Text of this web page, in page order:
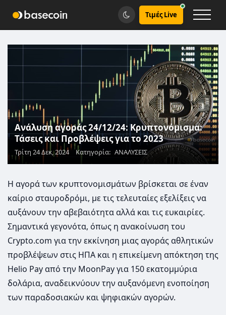
Τιμές Live
Ανάλυση αγοράς 24/12/24: Κρυπτονόμισμα:
Τάσεις και Προβλέψεις για το 2023
Τρίτη 24 Δεκ, 2024 Κατηγορία: ΑΝΑΛΥΣΕΙΣ
Η αγορά των κρυπτονομισμάτων βρίσκεται σε έναν
καίριο σταυροδρόμι, με τις τελευταίες εξελίξεις να
αυξάνουν την αβεβαιότητα αλλά και τις ευκαιρίες.
Σημαντικά γεγονότα, όπως η ανακοίνωση του
Crypto.com για την εκκίνηση μιας αγοράς αθλητικών
προβλέψεων στις ΗΠΑ και η επικείμενη απόκτηση της
Helio Pay από την MoonPay για 150 εκατομμύρια
δολάρια, αναδεικνύουν την αυξανόμενη ενοποίηση
των παραδοσιακών και ψηφιακών αγορών.